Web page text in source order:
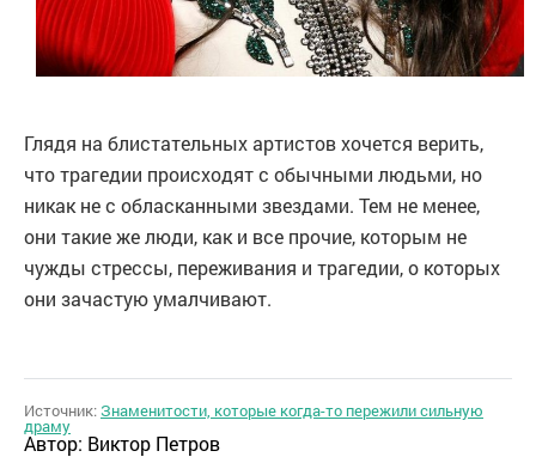
Глядя на блистательных артистов хочется верить,
что трагедии происходят с обычными людьми, но
никак не с обласканными звездами. Тем не менее,
они такие же люди, как и все прочие, которым не
чужды стрессы, переживания и трагедии, о которых
они зачастую умалчивают.
Источник:Знаменитости, которые когда-то пережили сильную
драму
Автор: Виктор Петров